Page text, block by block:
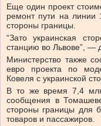
Еще один проект
ремонт пути на линии
стороны границы.
“Зато украинская
станцию во Львове”, —
Министерство также
евро проекта по
Ковеля с украинской
В то же время 7,4
сообщения в
стороны границы для
товаров и пассажиров.